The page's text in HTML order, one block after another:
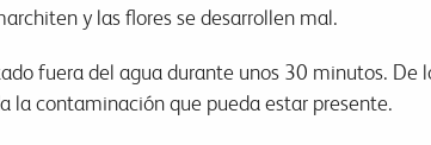
y las flores se desarrollen mal.
fuera del agua durante unos 30 minutos. De
la contaminación que pueda estar presente.